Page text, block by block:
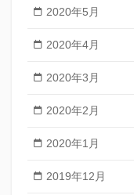
2020年5月
2020年4月
2020年3月
2020年2月
2020年1月
2019年12月